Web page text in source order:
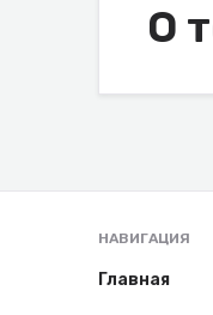
О
НАВИГАЦИЯ
Главная